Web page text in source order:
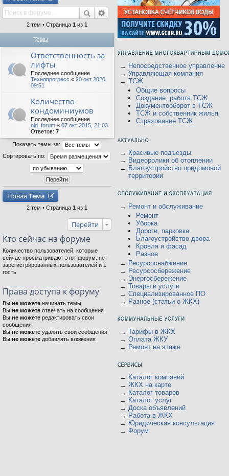
2 тем • Страница 1 из 1
Темы
Ответственность за
лифты
Последнее сообщение
Технопрогресс « 20 окт 2020,
09:51
Количество
кондоминиумов
Последнее сообщение
old_forum « 07 окт 2015, 21:03
Ответов: 7
Показать темы за:
Сортировать по:
Новая Тема
2 тем • Страница 1 из 1
Перейти
Кто сейчас на форуме
Количество пользователей, которые
сейчас просматривают этот форум: нет
зарегистрированных пользователей и 1
гость
Права доступа к форуму
Вы не можете начинать темы
Вы не можете отвечать на сообщения
Вы не можете редактировать свои
сообщения
Вы не можете удалять свои сообщения
Вы не можете добавлять вложения
→ Непосредственное управление
→ Управляющая компания
→ ТСЖ
Общие вопросы
Создание, работа ТСЖ
Документооборот в ТСЖ
ТСЖ и собственник жилья
Страхование ТСЖ
→ Красивые подъезды
→ Видеоролики об отоплении
→ Благоустройство придомовой
территории
→ Ремонт и обслуживание
Ремонт
Уборка
Дороги, парковка
Благоустройство двора
Кровля и фасад
Разное
→ Ресурсоснабжение
→ Ресурсосбережение
→ Энергосбережение
→ Товары и услуги
→ Специализированное ПО
→ Разное (статьи о ЖКХ)
→ Тарифы в ЖКХ
→ Оплата ЖКУ
→ Ремонт на этаже
→ Каталог компаний
→ ЖКХ на карте
→ Каталог товаров
→ Каталог услуг
→ Доска объявлений
→ Работа в ЖКХ
→ Юридическая консультация
→ Форум